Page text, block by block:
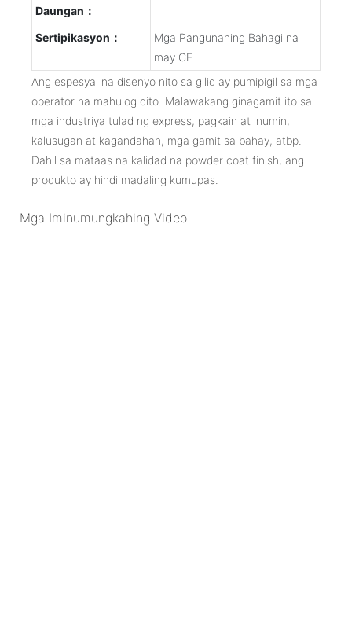
Daungan：
Sertipikasyon：
Mga Pangunahing Bahagi na
may CE
Ang espesyal na disenyo nito sa gilid ay pumipigil sa mga
operator na mahulog dito. Malawakang ginagamit ito sa
mga industriya tulad ng express, pagkain at inumin,
kalusugan at kagandahan, mga gamit sa bahay, atbp.
Dahil sa mataas na kalidad na powder coat finish, ang
produkto ay hindi madaling kumupas.
Mga Iminumungkahing Video